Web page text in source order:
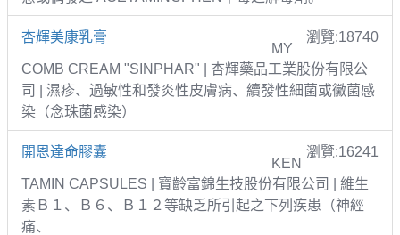
杏輝美康乳膏 瀏覽:18740
MY
COMB CREAM "SINPHAR" | 杏輝藥品工業股份有限公
司 | 濕疹、過敏性和發炎性皮膚病、續發性細菌或黴菌感
染（念珠菌感染）
開恩達命膠囊 瀏覽:16241
KEN
TAMIN CAPSULES | 寶齡富錦生技股份有限公司 | 維生
素Ｂ１、Ｂ６、Ｂ１２等缺乏所引起之下列疾患（神經
痛、